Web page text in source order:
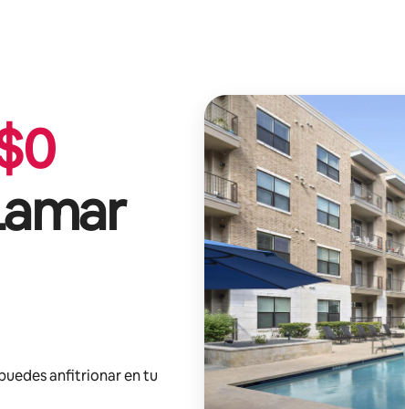
0
anfitrionar en tu